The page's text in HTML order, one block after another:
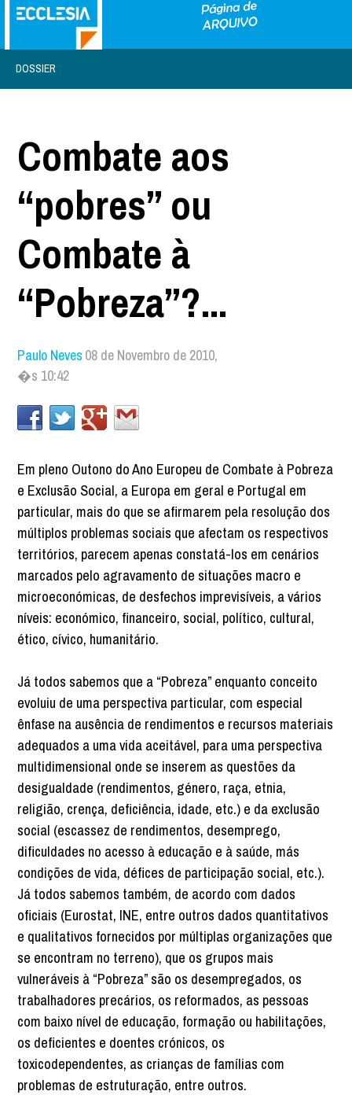
DOSSIER
Combate aos
“pobres” ou
Combate à
“Pobreza”?...
Paulo Neves 08 de Novembro de 2010,
�s 10:42
Em pleno Outono do Ano Europeu de Combate à Pobreza
e Exclusão Social, a Europa em geral e Portugal em
particular, mais do que se afirmarem pela resolução dos
múltiplos problemas sociais que afectam os respectivos
territórios, parecem apenas constatá-los em cenários
marcados pelo agravamento de situações macro e
microeconómicas, de desfechos imprevisíveis, a vários
níveis: económico, financeiro, social, político, cultural,
ético, cívico, humanitário.
Já todos sabemos que a “Pobreza” enquanto conceito
evoluiu de uma perspectiva particular, com especial
ênfase na ausência de rendimentos e recursos materiais
adequados a uma vida aceitável, para uma perspectiva
multidimensional onde se inserem as questões da
desigualdade (rendimentos, género, raça, etnia,
religião, crença, deficiência, idade, etc.) e da exclusão
social (escassez de rendimentos, desemprego,
dificuldades no acesso à educação e à saúde, más
condições de vida, défices de participação social, etc.).
Já todos sabemos também, de acordo com dados
oficiais (Eurostat, INE, entre outros dados quantitativos
e qualitativos fornecidos por múltiplas organizações que
se encontram no terreno), que os grupos mais
vulneráveis à “Pobreza” são os desempregados, os
trabalhadores precários, os reformados, as pessoas
com baixo nível de educação, formação ou habilitações,
os deficientes e doentes crónicos, os
toxicodependentes, as crianças de famílias com
problemas de estruturação, entre outros.